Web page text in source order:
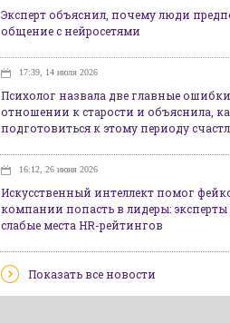
Эксперт объяснил, почему люди
общение с нейросетями
17:39, 14 июля 2026
Психолог назвала две главные
отношении к старости и объяснила,
подготовиться к этому периоду
16:12, 26 июня 2026
Искусственный интеллект помог
компании попасть в лидеры: эксперты
слабые места HR-рейтингов
Показать все новости